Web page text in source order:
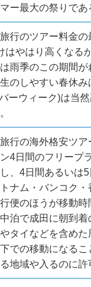
ー最大の祭りであ
行のツアー料金
はやはり高くなる
雨季のこの期間
のしやすい春休
ーウィーク)は当
行の海外格安ツ
4日間のフリープ
、4日間あるいは
ナム・バンコク
便のほうが移動
泊で成田に朝到
タイなどを含め
での移動になる
地域や入るのに